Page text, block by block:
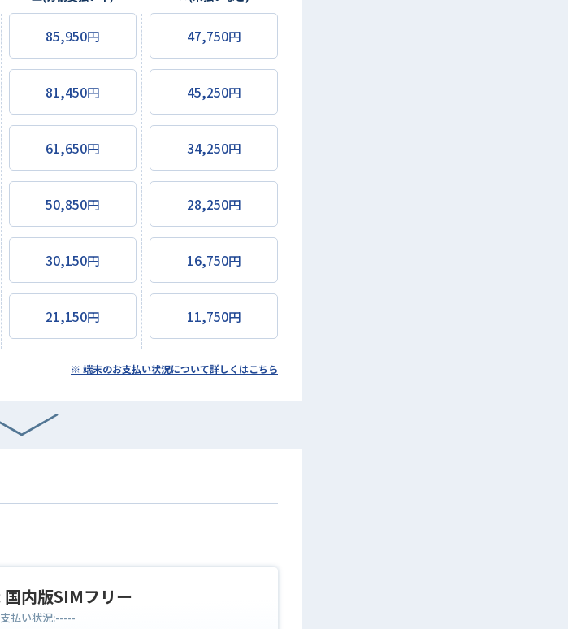
85,950円 47,750円
81,450円 45,250円
61,650円 34,250円
50,850円 28,250円
30,150円 16,750円
21,150円 11,750円
※ 端末のお支払い状況について詳しくはこちら
内版SIMフリー
払い状況:-----